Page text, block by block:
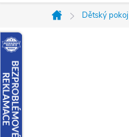
Domů
Dětský pokoj